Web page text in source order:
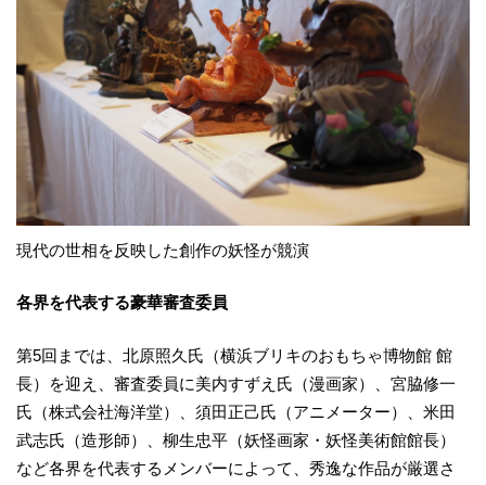
現代の世相を反映した創作の妖怪が競演
各界を代表する豪華審査委員
第5回までは、北原照久氏（横浜ブリキのおもちゃ博物館 館
長）を迎え、審査委員に美内すずえ氏（漫画家）、宮脇修一
氏（株式会社海洋堂）、須田正己氏（アニメーター）、米田
武志氏（造形師）、柳生忠平（妖怪画家・妖怪美術館館長）
など各界を代表するメンバーによって、秀逸な作品が厳選さ